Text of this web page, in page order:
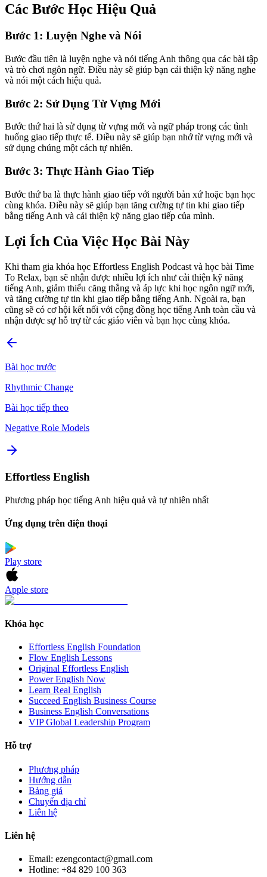
Các Bước Học Hiệu Quả
Bước 1: Luyện Nghe và Nói
Bước đầu tiên là luyện nghe và nói tiếng Anh thông qua các bài tập
và trò chơi ngôn ngữ. Điều này sẽ giúp bạn cải thiện kỹ năng nghe
và nói một cách hiệu quả.
Bước 2: Sử Dụng Từ Vựng Mới
Bước thứ hai là sử dụng từ vựng mới và ngữ pháp trong các tình
huống giao tiếp thực tế. Điều này sẽ giúp bạn nhớ từ vựng mới và
sử dụng chúng một cách tự nhiên.
Bước 3: Thực Hành Giao Tiếp
Bước thứ ba là thực hành giao tiếp với người bản xứ hoặc bạn học
cùng khóa. Điều này sẽ giúp bạn tăng cường tự tin khi giao tiếp
bằng tiếng Anh và cải thiện kỹ năng giao tiếp của mình.
Lợi Ích Của Việc Học Bài Này
Khi tham gia khóa học Effortless English Podcast và học bài Time
To Relax, bạn sẽ nhận được nhiều lợi ích như cải thiện kỹ năng
tiếng Anh, giảm thiểu căng thẳng và áp lực khi học ngôn ngữ mới,
và tăng cường tự tin khi giao tiếp bằng tiếng Anh. Ngoài ra, bạn
cũng sẽ có cơ hội kết nối với cộng đồng học tiếng Anh toàn cầu và
nhận được sự hỗ trợ từ các giáo viên và bạn học cùng khóa.
Bài học trước
Rhythmic Change
Bài học tiếp theo
Negative Role Models
Effortless English
Phương pháp học tiếng Anh hiệu quả và tự nhiên nhất
Ứng dụng trên điện thoại
Play store
Apple store
Khóa học
Effortless English Foundation
Flow English Lessons
Original Effortless English
Power English Now
Learn Real English
Succeed English Business Course
Business English Conversations
VIP Global Leadership Program
Hỗ trợ
Phương pháp
Hướng dẫn
Bảng giá
Chuyển địa chỉ
Liên hệ
Liên hệ
Email: ezengcontact@gmail.com
Hotline: +84 829 100 363